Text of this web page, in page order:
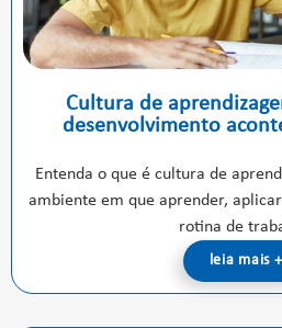
Cultura de
desenvolvimento
Entenda o que é cultura de
ambiente em que aprender,
rotina de
leia mais +